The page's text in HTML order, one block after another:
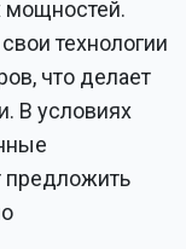
мощностей.
технологии
что делает
В условиях
предложить